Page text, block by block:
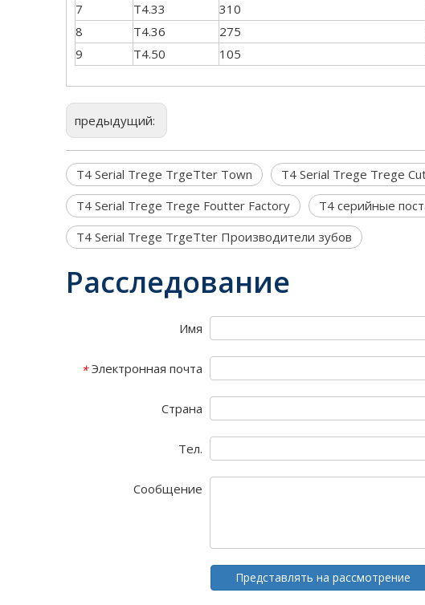
7
T4.33 310
8
T4.36 275
9
T4.50 105
предыдущий:
T4 Serial Trege TrgeTter Town
T4 Serial Trege Trege
T4 Serial Trege Trege Foutter Factory
T4 серийные
T4 Serial Trege TrgeTter Производители зубов
Расследование
Имя
* Электронная почта
Страна
Тел.
Сообщение
Представлять на рассмотрение